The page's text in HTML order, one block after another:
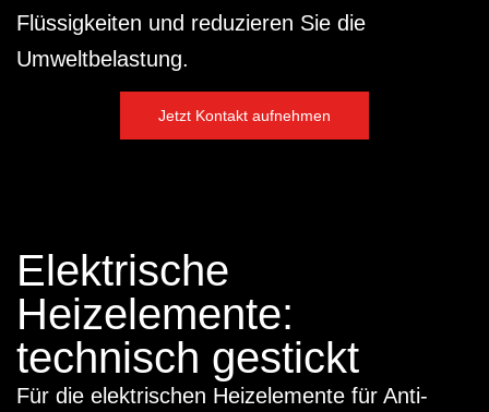
Flüssigkeiten und reduzieren Sie die
Umweltbelastung.
Jetzt Kontakt aufnehmen
Elektrische
Heizelemente:
technisch gestickt
Für die elektrischen Heizelemente für Anti-